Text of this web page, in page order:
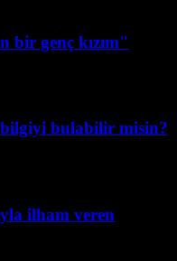
bir genç kızım"
bulabilir misin?
ilham veren